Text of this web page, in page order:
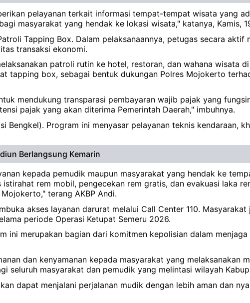
pelayanan terkait informasi tempat-tempat wisata yang
masyarakat yang hendak ke lokasi wisata," katanya, Kamis,
Tapping Box. Dalam pelaksanaannya, petugas secara
transaksi ekonomi.
patroli rutin ke hotel, restoran, dan wahana wisata
tapping box, sebagai bentuk dukungan Polres Mojokerto
mendukung transparasi pembayaran wajib pajak yang
pajak yang akan diterima Pemerintah Daerah," imbuhnya.
Bengkel). Program ini menyasar pelayanan teknis kendaraan,
Berlangsung Kemarin
kepada pemudik maupun masyarakat yang hendak ke
rem mobil, pengecekan rem gratis, dan evakuasi laka
terang AKBP Andi.
akses layanan darurat melalui Call Center 110.
periode Operasi Ketupat Semeru 2026.
ini merupakan bagian dari komitmen kepolisian dalam
dan kenyamanan kepada masyarakat yang melaksanakan
seluruh masyarakat dan pemudik yang melintasi wilayah
dapat menjalani perjalanan mudik dengan lebih aman dan